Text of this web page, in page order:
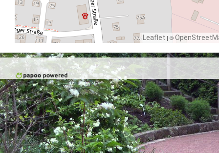
Leaflet | ©